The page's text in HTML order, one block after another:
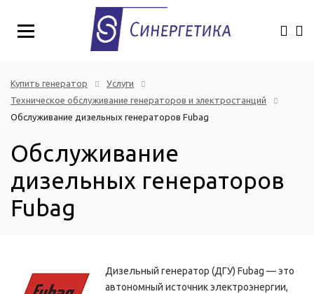
Купить генератор
Услуги
Техническое обслуживание генераторов и электростанций
Обслуживание дизельных генераторов Fubag
Обслуживание
дизельных генераторов
Fubag
Дизельный генератор (ДГУ) Fubag — это
автономный источник электроэнергии,